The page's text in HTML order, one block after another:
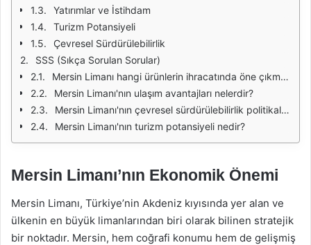
Yatırımlar ve İstihdam
Turizm Potansiyeli
Çevresel Sürdürülebilirlik
SSS (Sıkça Sorulan Sorular)
Mersin Limanı hangi ürünlerin ihracatında öne çıkmaktadır?
Mersin Limanı'nın ulaşım avantajları nelerdir?
Mersin Limanı'nın çevresel sürdürülebilirlik politikaları nelerdir?
Mersin Limanı'nın turizm potansiyeli nedir?
Mersin Limanı’nın Ekonomik Önemi
Mersin Limanı, Türkiye’nin Akdeniz kıyısında yer alan ve
ülkenin en büyük limanlarından biri olarak bilinen stratejik
bir noktadır. Mersin, hem coğrafi konumu hem de gelişmiş